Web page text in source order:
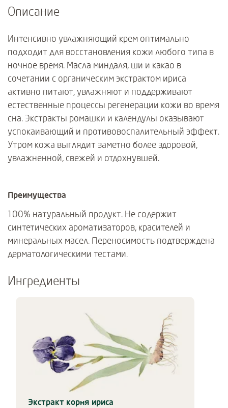
Описание
Интенсивно увлажняющий крем оптимально
подходит для восстановления кожи любого типа в
ночное время. Масла миндаля, ши и какао в
сочетании с органическим экстрактом ириса
активно питают, увлажняют и поддерживают
естественные процессы регенерации кожи во время
сна. Экстракты ромашки и календулы оказывают
успокаивающий и противовоспалительный эффект.
Утром кожа выглядит заметно более здоровой,
увлажненной, свежей и отдохнувшей.
Преимущества
100% натуральный продукт. Не содержит
синтетических ароматизаторов, красителей и
минеральных масел. Переносимость подтверждена
дерматологическими тестами.
Ингредиенты
Экстракт корня ириса